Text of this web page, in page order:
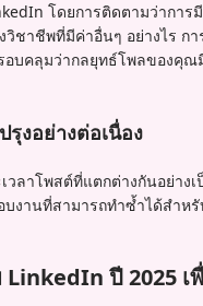
โดยการติดตามว่ากา
วิชาชีพที่มีค่าอื่นๆ อย่างไร
อบคลุมว่ากลยุทธ์โพลของคุ
งอย่างต่อเนื่อง
ลาโพสต์ที่แตกต่างกันอย่าง
งานที่สามารถทำซ้ำได้สำห
ปี 2025 เ